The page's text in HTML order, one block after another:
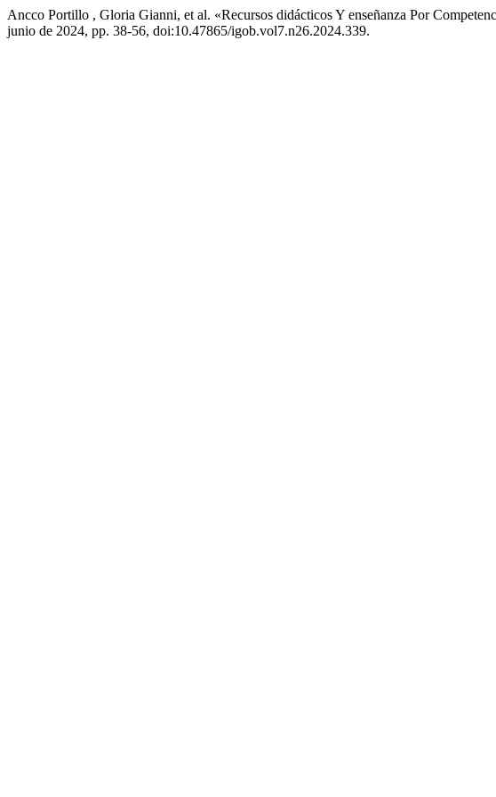
Ancco Portillo , Gloria Gianni, et al. «Recursos didácticos Y enseñanza Por
junio de 2024, pp. 38-56, doi:10.47865/igob.vol7.n26.2024.339.